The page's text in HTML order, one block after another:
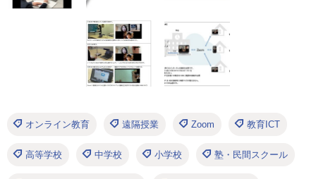
オンライン教育 遠隔授業 Zoom 教育ICT
高等学校 中学校 小学校 塾・民間スクール